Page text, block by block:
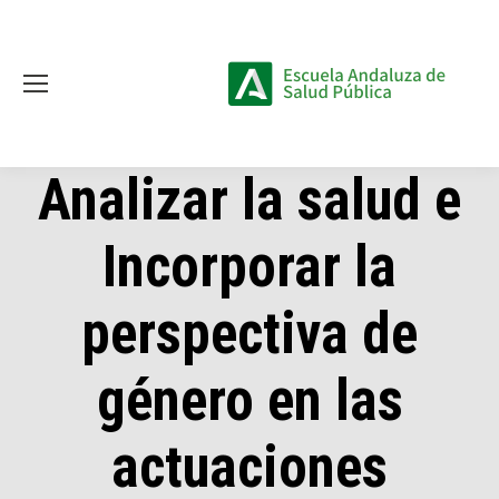
Analizar la salud e
Incorporar la
perspectiva de
género en las
actuaciones